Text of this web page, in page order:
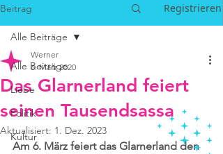
Beitrag Registrieren
Alle Beiträge
Liebe
Politik
Kultur
Alle Beiträge
Das Glarnerland feiert
seinen Tausendsassa
Werner
6. März 2020
Aktualisiert: 1. Dez. 2023
Am 6. März feiert das Glarnerland den